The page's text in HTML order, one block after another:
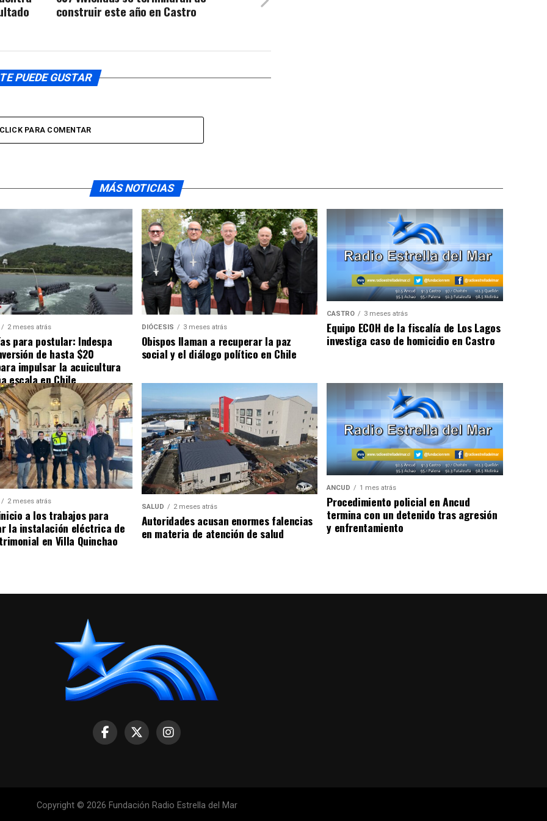
construir este año en Castro
PUEDE GUSTAR
PARA COMENTAR
MÁS NOTICIAS
2 meses atrás
para postular: Indespa
de hasta $20
impulsar la acuicultura
escala en Chile
DIÓCESIS 3 meses atrás
Obispos llaman a recuperar la paz
social y el diálogo político en Chile
CASTRO 3 meses atrás
Equipo ECOH de la fiscalía de Los Lagos
investiga caso de homicidio en Castro
2 meses atrás
a los trabajos para
la instalación eléctrica de
en Villa Quinchao
SALUD 2 meses atrás
Autoridades acusan enormes falencias
en materia de atención de salud
ANCUD 1 mes atrás
Procedimiento policial en Ancud
termina con un detenido tras agresión
y enfrentamiento
Copyright © 2026 Fundación Radio Estrella del Mar